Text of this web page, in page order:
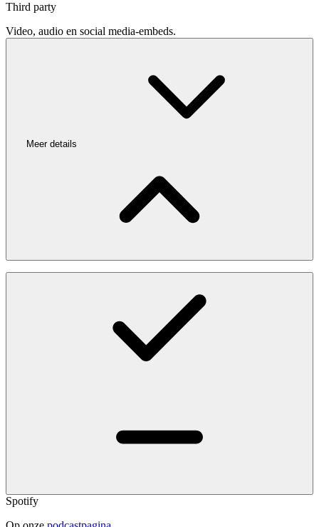
Third party
Video, audio en social media-embeds.
Meer details
Spotify